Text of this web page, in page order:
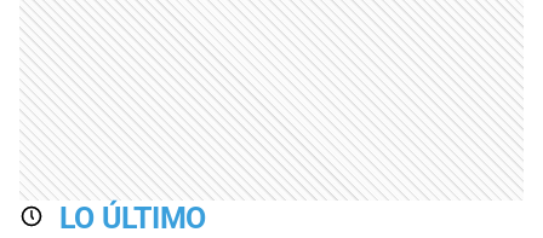
LO ÚLTIMO